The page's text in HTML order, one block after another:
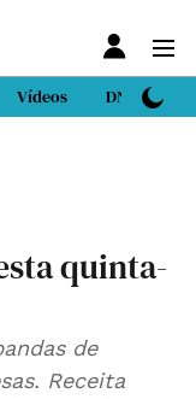
Vídeos DN Sport
quinta-
de
Receita